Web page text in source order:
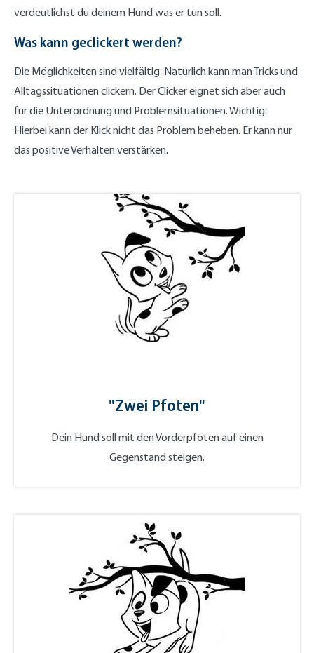
verdeutlichst du deinem Hund was er tun soll.
Was kann geclickert werden?
Die Möglichkeiten sind vielfältig. Natürlich kann man Tricks und
Alltagssituationen clickern. Der Clicker eignet sich aber auch
für die Unterordnung und Problemsituationen. Wichtig:
Hierbei kann der Klick nicht das Problem beheben. Er kann nur
das positive Verhalten verstärken.
"Zwei Pfoten"
Dein Hund soll mit den Vorderpfoten auf einen
Gegenstand steigen.